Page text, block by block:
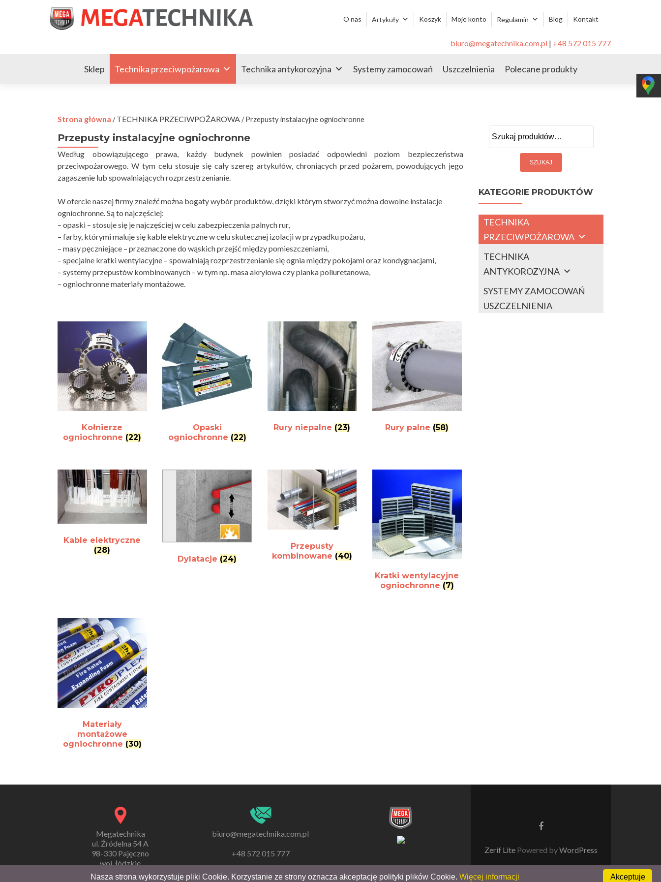
do
O nas Artykuły Koszyk Moje konto Regulamin Blog Kontakt
biuro@megatechnika.com.pl | +48 572 015 777
Sklep Technika przeciwpożarowa Technika antykorozyjna Systemy zamocowań Uszczelnienia Polecane produkty
Strona główna /TECHNIKA PRZECIWPOŻAROWA/ Przepusty instalacyjne ogniochronne
Przepusty instalacyjne ogniochronne
Według obowiązującego prawa, każdy budynek powinien posiadać odpowiedni poziom bezpieczeństwa
przeciwpożarowego. W tym celu stosuje się cały szereg artykułów, chroniących przed pożarem, powodujących jego
zagaszenie lub spowalniających rozprzestrzenianie.
W ofercie naszej firmy znaleźć można bogaty wybór produktów, dzięki którym stworzyć można dowolne instalacje
ogniochronne. Są to najczęściej:
– opaski – stosuje się je najczęściej w celu zabezpieczenia palnych rur,
– farby, którymi maluje się kable elektryczne w celu skutecznej izolacji w przypadku pożaru,
– masy pęczniejące – przeznaczone do wąskich przejść między pomieszczeniami,
– specjalne kratki wentylacyjne – spowalniają rozprzestrzenianie się ognia między pokojami oraz kondygnacjami,
– systemy przepustów kombinowanych – w tym np. masa akrylowa czy pianka poliuretanowa,
– ogniochronne materiały montażowe.
Kołnierze
ogniochronne (22)
Opaski
ogniochronne (22)
Rury niepalne (23) Rury palne (58)
Kable elektryczne
(28)
Dylatacje (24)
Przepusty
kombinowane (40)
Kratki wentylacyjne
ogniochronne (7)
Materiały
montażowe
ogniochronne (30)
KATEGORIE PRODUKTÓW
TECHNIKA
PRZECIWPOŻAROWA
TECHNIKA
ANTYKOROZYJNA
SYSTEMY ZAMOCOWAŃ
USZCZELNIENIA
Megatechnika
ul. Źródelna 54 A
98-330 Pajęczno
woj. łódzkie
biuro@megatechnika.com.pl
+48 572 015 777
Go
Zerif Lite Powered byWordPress
Akceptuje
Nasza strona wykorzystuje pliki Cookie. Korzystanie ze strony oznacza akceptację polityki plików Cookie. Więcej informacji